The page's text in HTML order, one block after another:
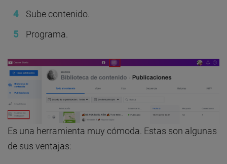
Sube contenido.
Programa.
Es una herramienta muy cómoda. Estas son algunas
de sus ventajas: